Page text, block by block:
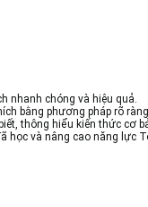
nhanh chóng và hiệu quả.
bằng phương pháp rõ
thông hiểu kiến thức cơ
học và nâng cao năng lực